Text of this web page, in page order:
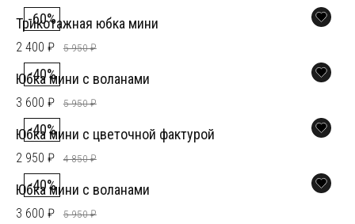
-60%
Трикотажная юбка мини
2 400 ₽ 5 950 ₽
-40%
Юбка мини с воланами
3 600 ₽ 5 950 ₽
-40%
Юбка мини с цветочной фактурой
2 950 ₽ 4 850 ₽
-40%
Юбка мини с воланами
3 600 ₽ 5 950 ₽